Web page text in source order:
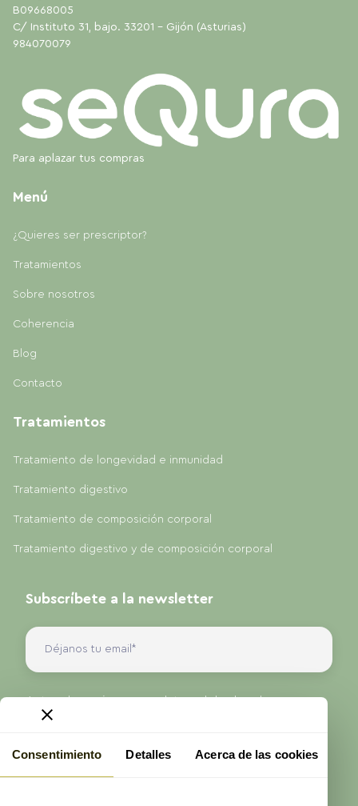
Consentimiento Detalles Acerca de las cookies
B09668005
C/ Instituto 31, bajo. 33201 - Gijón (Asturias)
984070079
Para aplazar tus compras
Menú
¿Quieres ser prescriptor?
Tratamientos
Sobre nosotros
Coherencia
Blog
Contacto
Tratamientos
Tratamiento de longevidad e inmunidad
Tratamiento digestivo
Tratamiento de composición corporal
Tratamiento digestivo y de composición corporal
Subscríbete a la newsletter
Antes de enviarnos sus datos, debe leer la
información sobre protección de datos que se
He leído y acepto lapolítica de privacidadde
ProAge